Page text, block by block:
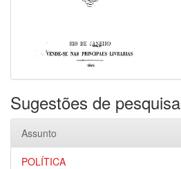
Sugestões de pesquisa
Assunto
POLÍTICA